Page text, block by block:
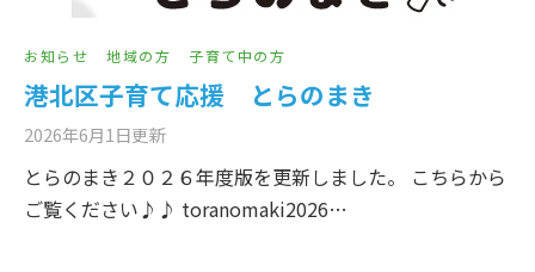
お知らせ 地域の方 子育て中の方
港北区子育て応援 とらのまき
2026年6月1日更新
とらのまき２０２６年度版を更新しました。 こちらから
ご覧ください♪♪ toranomaki2026…